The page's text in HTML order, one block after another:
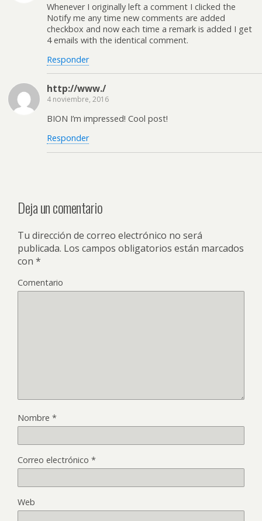
Whenever I originally left a comment I clicked the
Notify me any time new comments are added
checkbox and now each time a remark is added I get
4 emails with the identical comment.
Responder
http://www./
4 noviembre, 2016
BION I’m impressed! Cool post!
Responder
Deja un comentario
Tu dirección de correo electrónico no será
publicada. Los campos obligatorios están marcados
con *
Comentario
Nombre *
Correo electrónico *
Web